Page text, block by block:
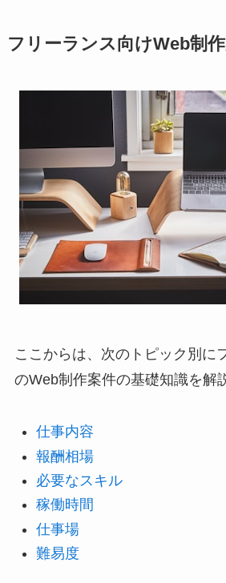
フリーランス向けWeb制
ここからは、次のトピック別に
のWeb制作案件の基礎知識を解
仕事内容
報酬相場
必要なスキル
稼働時間
仕事場
難易度